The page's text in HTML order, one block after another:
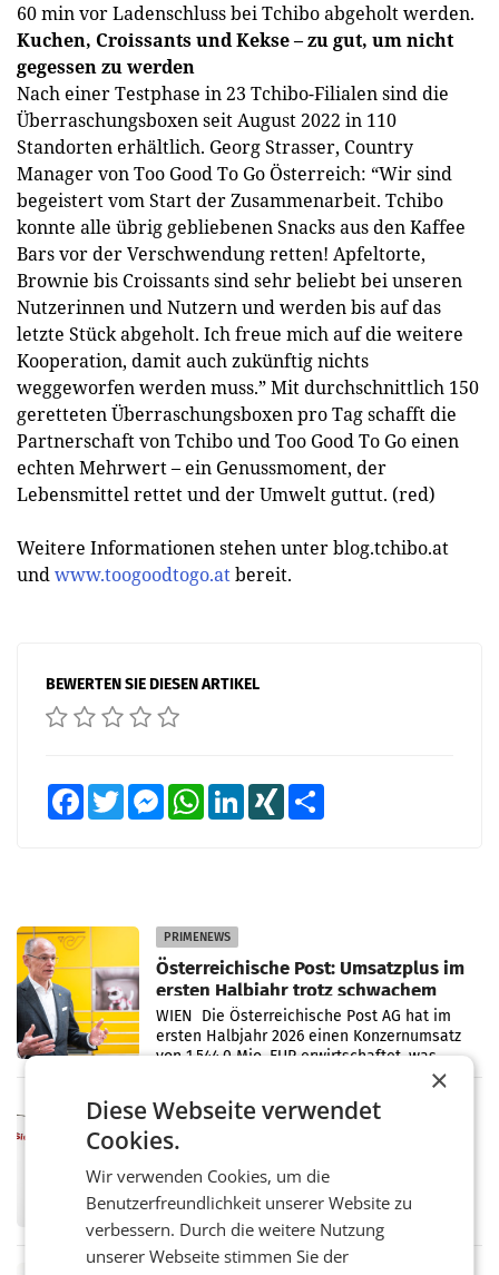
60 min vor Ladenschluss bei Tchibo abgeholt werden.
Kuchen, Croissants und Kekse – zu gut, um nicht
gegessen zu werden
Nach einer Testphase in 23 Tchibo-Filialen sind die
Überraschungsboxen seit August 2022 in 110
Standorten erhältlich. Georg Strasser, Country
Manager von Too Good To Go Österreich: “Wir sind
begeistert vom Start der Zusammenarbeit. Tchibo
konnte alle übrig gebliebenen Snacks aus den Kaffee
Bars vor der Verschwendung retten! Apfeltorte,
Brownie bis Croissants sind sehr beliebt bei unseren
Nutzerinnen und Nutzern und werden bis auf das
letzte Stück abgeholt. Ich freue mich auf die weitere
Kooperation, damit auch zukünftig nichts
weggeworfen werden muss.” Mit durchschnittlich 150
geretteten Überraschungsboxen pro Tag schafft die
Partnerschaft von Tchibo und Too Good To Go einen
echten Mehrwert – ein Genussmoment, der
Lebensmittel rettet und der Umwelt guttut. (red)
Weitere Informationen stehen unter blog.tchibo.at
undwww.toogoodtogo.atbereit.
BEWERTEN SIE DIESEN ARTIKEL
FacebookTwitter MessengerWhatsAppLinkedInXING
PRIMENEWS
Österreichische Post: Umsatzplus im
ersten Halbjahr trotz schwachem
Briefgeschäft
WIEN Die Österreichische Post AG hat im
ersten Halbjahr 2026 einen Konzernumsatz
von 1.544,0 Mio. EUR erwirtschaftet, was
einem Plus von 3,8 Prozent gegenüber dem
Vergleichszeitraum
MARKETING & MEDIA
ProSiebenSat.1 spart und macht
UNTERFÖHRING/MAILAND/AMSTERDAM. Der
Fernsehkonzern ProSiebenSat.1 hat im
Frühjahr dank Kostensenkungen operativ
wieder Gewinn gemacht und die
Markterwartung deutlich übertroffen.
×
Diese Webseite verwendet
Cookies.
Wir verwenden Cookies, um die
Benutzerfreundlichkeit unserer Website zu
verbessern. Durch die weitere Nutzung
unserer Webseite stimmen Sie der